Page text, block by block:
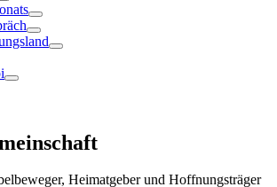
Heimatgeber und Hoffnungsträger